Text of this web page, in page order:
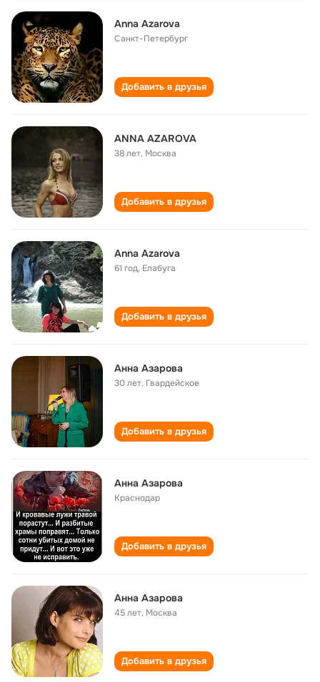
Anna Azarova
Санкт-Петербург
Добавить в друзья
ANNA AZAROVA
38 лет, Москва
Добавить в друзья
Anna Azarova
61 год, Елабуга
Добавить в друзья
Анна Азарова
30 лет, Гвардейское
Добавить в друзья
Анна Азарова
Краснодар
Добавить в друзья
Анна Азарова
45 лет, Москва
Добавить в друзья